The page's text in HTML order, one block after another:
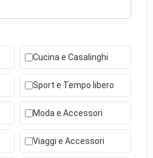
Cucina e Casalinghi
Sport e Tempo libero
Moda e Accessori
Viaggi e Accessori